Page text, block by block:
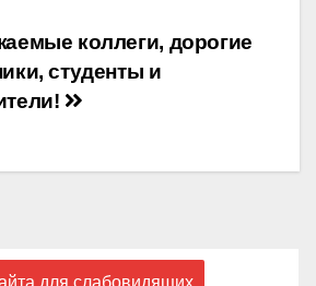
коллеги, дорогие
студенты и
для слабовидящих